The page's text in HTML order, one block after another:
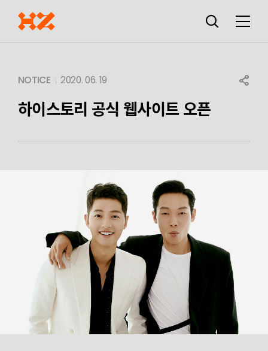
검색창
열기
메뉴
NOTICE 2020. 06. 19 SHARE
하이스토리 공식 웹사이트 오픈